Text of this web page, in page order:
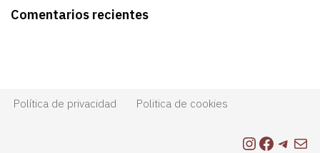
Comentarios recientes
Política de privacidad Politica de cookies